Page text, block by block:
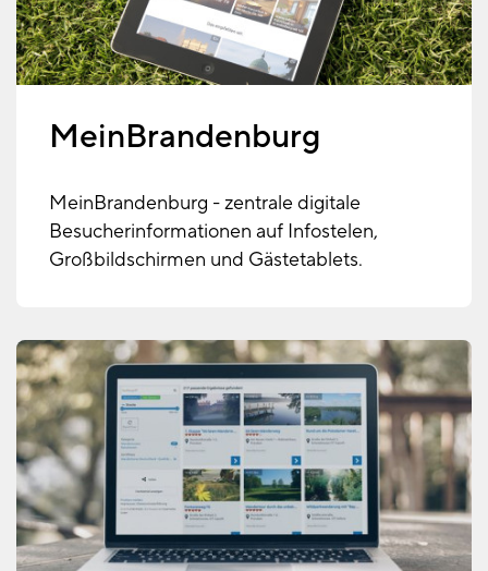
MeinBrandenburg
MeinBrandenburg - zentrale digitale
Besucherinformationen auf Infostelen,
Großbildschirmen und Gästetablets.